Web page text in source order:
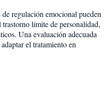
regulación emocional pueden
límite de personalidad,
Una evaluación adecuada
el tratamiento en